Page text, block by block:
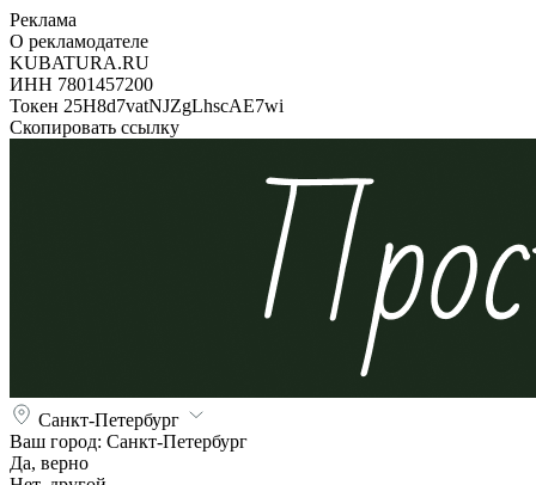
Реклама
О рекламодателе
KUBATURA.RU
ИНН 7801457200
Токен 25H8d7vatNJZgLhscAE7wi
Скопировать ссылку
Санкт-Петербург
Ваш город: Санкт-Петербург
Да, верно